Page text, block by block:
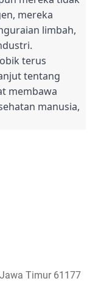
mereka
limbah,
terus
tentang
membawa
manusia,
Timur 61177